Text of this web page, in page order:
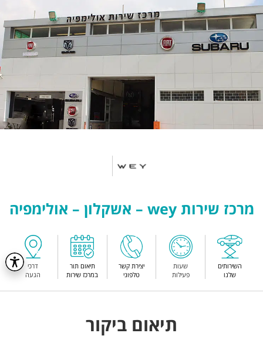
מרכז שירות wey – אשקלון – אולימפיה
השירותים
שלנו
שעות
פעילות
יצירת קשר
טלפוני
תיאום תור
במרכז שירות
דרכי
הגעה
תיאום ביקור